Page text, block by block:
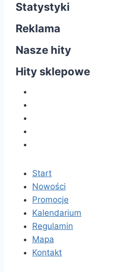
Statystyki
Reklama
Nasze hity
Hity sklepowe
Start
Nowości
Promocje
Kalendarium
Regulamin
Mapa
Kontakt